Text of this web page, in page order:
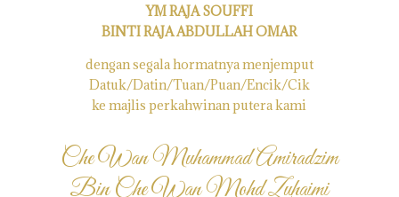
YM RAJA SOUFFI
BINTI RAJA ABDULLAH OMAR
dengan segala hormatnya menjemput
Datuk/Datin/Tuan/Puan/Encik/Cik
ke majlis perkahwinan putera kami
Che Wan Muhammad Amiradzim
Bin Che Wan Mohd Zuhaimi